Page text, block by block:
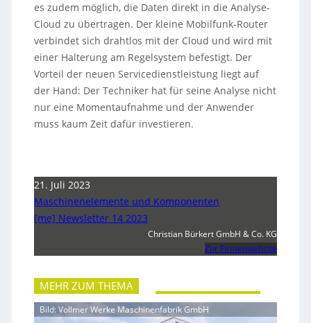
es zudem möglich, die Daten direkt in die Analyse-
Cloud zu übertragen. Der kleine Mobilfunk-Router
verbindet sich drahtlos mit der Cloud und wird mit
einer Halterung am Regelsystem befestigt. Der
Vorteil der neuen Servicedienstleistung liegt auf
der Hand: Der Techniker hat für seine Analyse nicht
nur eine Momentaufnahme und der Anwender
muss kaum Zeit dafür investieren.
21. Juli 2023
Maschinenelemente und Komponenten
[me] Newsletter 14 2023
Christian Bürkert GmbH & Co. KG
Zur Firmenwebsite
MEHR ZUM THEMA
Bild: Vollmer Werke Maschinenfabrik GmbH